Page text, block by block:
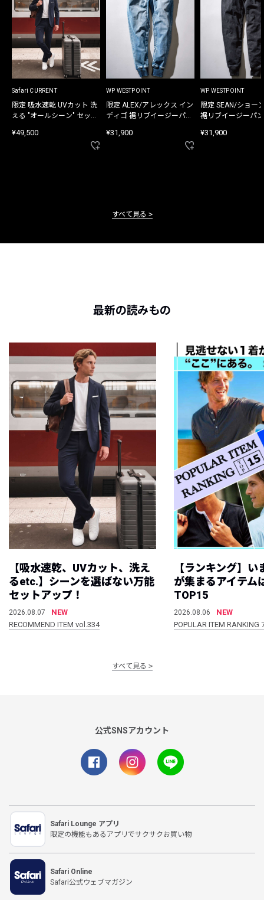
Safari CURRENT
限定 吸水速乾 UVカット 洗
える "オールシーン" セット
¥49,500
WP WESTPOINT
限定 ALEX/アレックス イン
ディゴ 裾リブイージーパン
¥31,900
WP WESTPOINT
限定 SEAN/ショー
裾リブイージーパ
¥31,900
すべて見る
最新の読みもの
【吸水速乾、UVカット、洗え
るetc.】シーンを選ばない万能
セットアップ！
2026.08.07
NEW
RECOMMEND ITEM vol.334
【ランキング】
が集まるアイテム
TOP15
2026.08.06
NEW
POPULAR ITEM
すべて見る
公式SNSアカウント
Safari Lounge アプリ
限定の機能もあるアプリでサクサクお買い物
Safari Online
Safari公式ウェブマガジン